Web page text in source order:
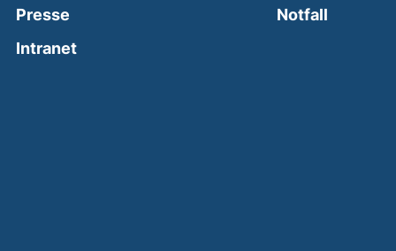
Presse
Intranet(external link, opens in a new window)
Notfall